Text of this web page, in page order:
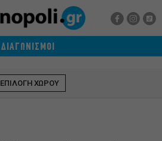
ΔΙΑΓΩΝΙΣΜΟΙ
ΕΠΙΛΟΓΗ ΧΩΡΟΥ